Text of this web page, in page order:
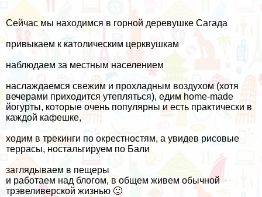
Сейчас мы находимся в горной деревушке Сагада
привыкаем к католическим церквушкам
наблюдаем за местным населением
наслаждаемся свежим и прохладным воздухом (хотя
вечерами приходится утепляться), едим home-made
йогурты, которые очень популярны и есть практически в
каждой кафешке,
ходим в трекинги по окрестностям, а увидев рисовые
террасы, ностальгируем по Бали
заглядываем в пещеры
и работаем над блогом, в общем живем обычной
трэвеливерской жизнью 🙂